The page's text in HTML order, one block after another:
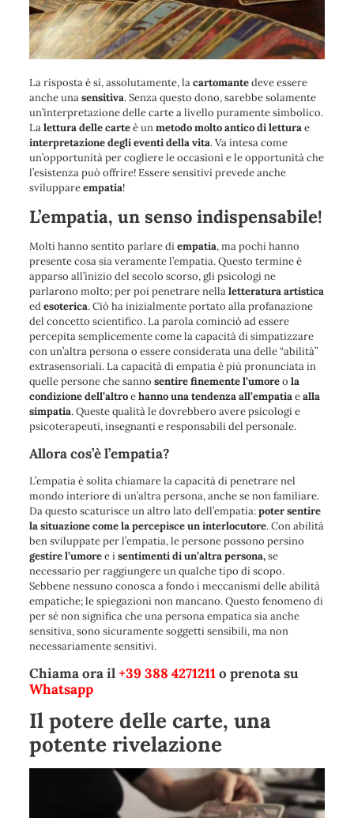
La risposta è sì, assolutamente, lacartomantedeve essere
anche unasensitiva. Senza questo dono, sarebbe solamente
un’interpretazione delle carte a livello puramente simbolico.
Lalettura delle carteè unmetodo molto anticodi letturae
interpretazione degli eventi della vita. Va intesa come
un’opportunità per cogliere le occasioni e le opportunità che
l’esistenza può offrire! Essere sensitivi prevede anche
sviluppareempatia!
L’empatia, un senso indispensabile!
Molti hanno sentito parlare diempatia, ma pochi hanno
presente cosa sia veramente l’empatia. Questo termine è
apparso all’inizio del secolo scorso, gli psicologi ne
parlarono molto; per poi penetrare nellaletteratura artistica
edesoterica. Ciò ha inizialmente portato alla profanazione
del concetto scientifico. La parola cominciò ad essere
percepita semplicemente come la capacità di simpatizzare
con un’altra persona o essere considerata una delle “abilità”
extrasensoriali. La capacità di empatia è più pronunciata in
quelle persone che sanno sentire finemente l’umoreo la
condizione dell’altroehanno una tendenza all’empatiaealla
simpatia. Queste qualità le dovrebbero avere psicologi e
psicoterapeuti, insegnanti e responsabili del personale.
Allora cos’è l’empatia?
L’empatia è solita chiamare la capacità di penetrare nel
mondo interiore di un’altra persona, anche se non familiare.
Da questo scaturisce un altro lato dell’empatia:poter sentire
la situazione come la percepisce un interlocutore. Con abilità
ben sviluppate per l’empatia, le persone possono persino
gestire l’umoree isentimentidiun’altra persona,se
necessario per raggiungere un qualche tipo di scopo.
Sebbene nessuno conosca a fondo i meccanismi delle abilità
empatiche; le spiegazioni non mancano. Questo fenomeno di
per sé non significa che una persona empatica sia anche
sensitiva, sono sicuramente soggetti sensibili, ma non
necessariamente sensitivi.
Chiama ora il+39 388 4271211o prenota su
Whatsapp
Il potere delle carte, una
potente rivelazione